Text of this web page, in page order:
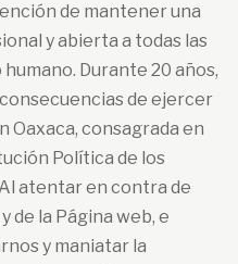
de mantener una
y abierta a todas las
Durante 20 años,
de ejercer
Oaxaca, consagrada en
Política de los
atentar en contra de
de la Página web, e
y maniatar la